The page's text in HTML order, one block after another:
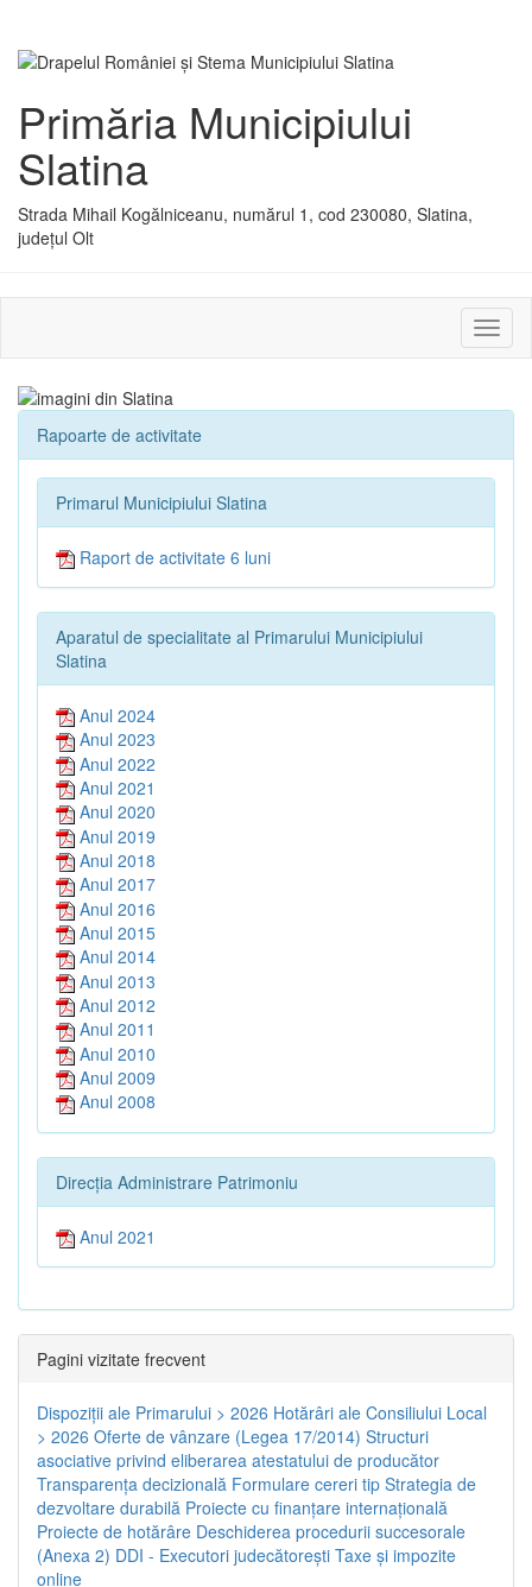
Primăria Municipiului
Slatina
Strada Mihail Kogălniceanu, numărul 1, cod 230080, Slatina,
județul Olt
sau
Rapoarte de activitate
Primarul Municipiului Slatina
Raport de activitate 6 luni
Aparatul de specialitate al Primarului Municipiului
Slatina
Anul 2024
Anul 2023
Anul 2022
Anul 2021
Anul 2020
Anul 2019
Anul 2018
Anul 2017
Anul 2016
Anul 2015
Anul 2014
Anul 2013
Anul 2012
Anul 2011
Anul 2010
Anul 2009
Anul 2008
Direcția Administrare Patrimoniu
Anul 2021
Pagini vizitate frecvent
Dispoziţii ale Primarului > 2026 Hotărâri ale Consiliului Local
> 2026 Oferte de vânzare (Legea 17/2014) Structuri
asociative privind eliberarea atestatului de producător
Transparenţa decizională Formulare cereri tip Strategia de
dezvoltare durabilă Proiecte cu finanţare internaţională
Proiecte de hotărâre Deschiderea procedurii succesorale
(Anexa 2) DDI - Executori judecătorești Taxe şi impozite
online